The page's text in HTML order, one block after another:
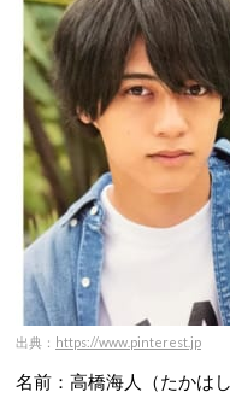
出典： https://www.pinterest.jp
名前：高橋海人（たかはし